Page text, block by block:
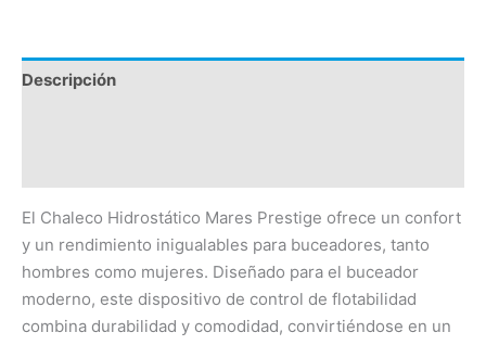
Descripción
El Chaleco Hidrostático Mares Prestige ofrece un confort
y un rendimiento inigualables para buceadores, tanto
hombres como mujeres. Diseñado para el buceador
moderno, este dispositivo de control de flotabilidad
combina durabilidad y comodidad, convirtiéndose en un